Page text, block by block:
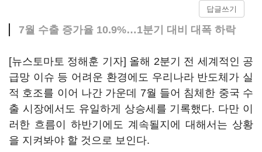
답글쓰기
7월 수출 증가율 10.9%…1분기 대비 대폭 하락
[뉴스토마토 정해훈 기자] 올해 2분기 전 세계적인 공
급망 이슈 등 어려운 환경에도 우리나라 반도체가 실
적 호조를 이어 나간 가운데 7월 들어 침체한 중국 수
출 시장에서도 유일하게 상승세를 기록했다. 다만 이
러한 흐름이 하반기에도 계속될지에 대해서는 상황
을 지켜봐야 할 것으로 보인다.